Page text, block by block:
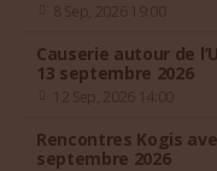
Causerie autour de
13 septembre 2026
Rencontres Kogis
septembre 2026